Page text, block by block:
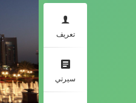
تعريف
سيرتي